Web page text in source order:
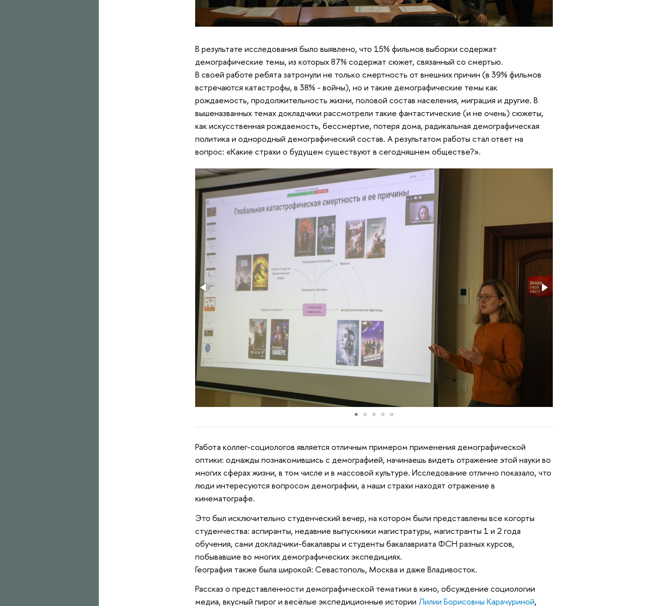
В результате исследования было выявлено, что 15% фильмов выборки содержат
демографические темы, из которых 87% содержат сюжет, связанный со смертью.
В своей работе ребята затронули не только смертность от внешних причин (в 39% фильмов
встречаются катастрофы, в 38% - войны), но и такие демографические темы как
рождаемость, продолжительность жизни, половой состав населения, миграция и другие. В
вышеназванных темах докладчики рассмотрели такие фантастические (и не очень) сюжеты,
как искусственная рождаемость, бессмертие, потеря дома, радикальная демографическая
политика и однородный демографический состав. А результатом работы стал ответ на
вопрос: «Какие страхи о будущем существуют в сегодняшнем обществе?».
Работа коллег-социологов является отличным примером применения демографической
оптики: однажды познакомившись с демографией, начинаешь видеть отражение этой науки во
многих сферах жизни, в том числе и в массовой культуре. Исследование отлично показало, что
люди интересуются вопросом демографии, а наши страхи находят отражение в
кинематографе.
Это был исключительно студенческий вечер, на котором были представлены все когорты
студенчества: аспиранты, недавние выпускники магистратуры, магистранты 1 и 2 года
обучения, сами докладчики-бакалавры и студенты бакалавриата ФСН разных курсов,
побывавшие во многих демографических экспедициях.
География также была широкой: Севастополь, Москва и даже Владивосток.
Рассказ о представленности демографической тематики в кино, обсуждение социологии
медиа, вкусный пирог и весёлые экспедиционные историиЛилии Борисовны Карачуриной,